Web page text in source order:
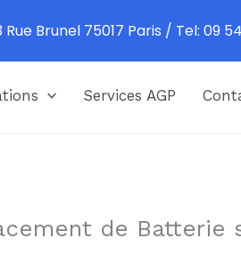
Services AGP
de Batterie
Rue Brunel 75017 Paris / Tel: 09